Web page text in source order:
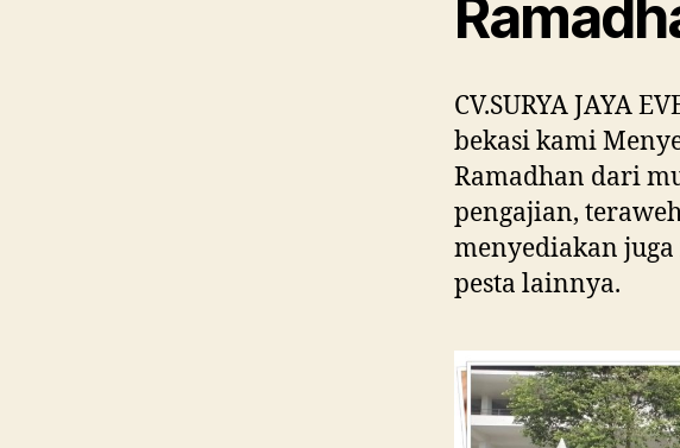
CV.SURYA JAYA
bekasi kami
Ramadhan dari
pengajian,
menyediakan
pesta lainnya.